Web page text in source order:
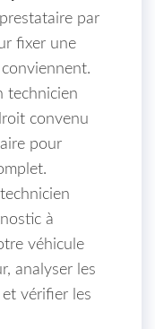
par
fixer une
technicien
convenu
pour
à
véhicule
analyser les
vérifier les